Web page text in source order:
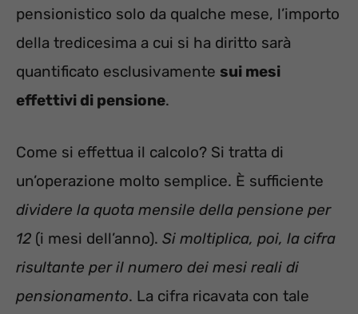
pensionistico solo da qualche mese, l’importo
della tredicesima a cui si ha diritto sarà
quantificato esclusivamente sui mesi
effettivi di pensione.
Come si effettua il calcolo? Si tratta di
un’operazione molto semplice. È sufficiente
dividere la quota mensile della pensione per
12 (i mesi dell’anno). Si moltiplica, poi, la cifra
risultante per il numero dei mesi reali di
pensionamento. La cifra ricavata con tale